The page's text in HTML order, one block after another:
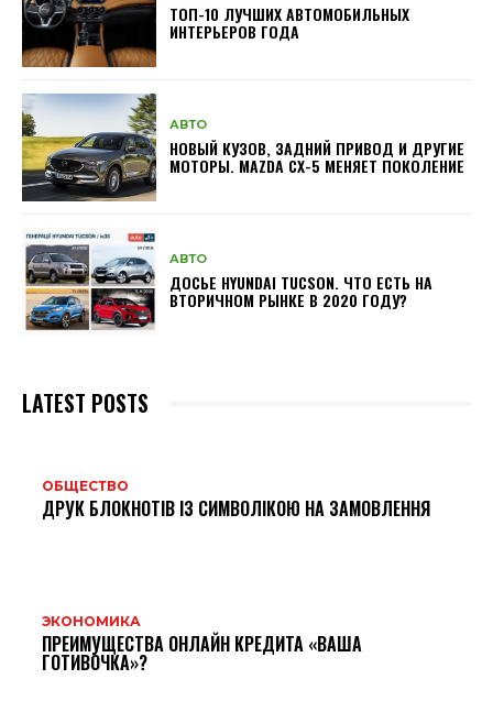
ТОП-10 ЛУЧШИХ АВТОМОБИЛЬНЫХ
ИНТЕРЬЕРОВ ГОДА
АВТО
НОВЫЙ КУЗОВ, ЗАДНИЙ ПРИВОД И ДРУГИЕ
МОТОРЫ. MAZDA CX-5 МЕНЯЕТ ПОКОЛЕНИЕ
АВТО
ДОСЬЕ HYUNDAI TUCSON. ЧТО ЕСТЬ НА
ВТОРИЧНОМ РЫНКЕ В 2020 ГОДУ?
LATEST POSTS
ОБЩЕСТВО
ДРУК БЛОКНОТІВ ІЗ СИМВОЛІКОЮ НА ЗАМОВЛЕННЯ
ЭКОНОМИКА
ПРЕИМУЩЕСТВА ОНЛАЙН КРЕДИТА «ВАША
ГОТИВОЧКА»?